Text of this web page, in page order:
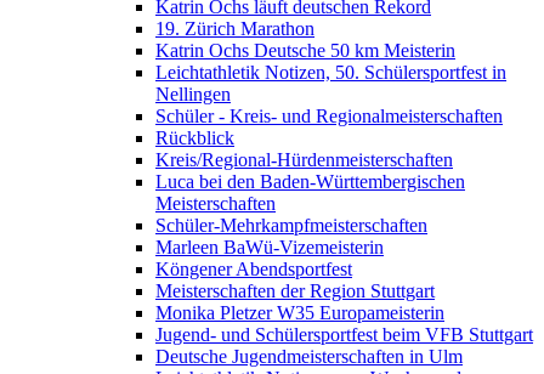
Katrin Ochs läuft deutschen Rekord
19. Zürich Marathon
Katrin Ochs Deutsche 50 km Meisterin
Leichtathletik Notizen, 50. Schülersportfest in
Nellingen
Schüler - Kreis- und Regionalmeisterschaften
Rückblick
Kreis/Regional-Hürdenmeisterschaften
Luca bei den Baden-Württembergischen
Meisterschaften
Schüler-Mehrkampfmeisterschaften
Marleen BaWü-Vizemeisterin
Köngener Abendsportfest
Meisterschaften der Region Stuttgart
Monika Pletzer W35 Europameisterin
Jugend- und Schülersportfest beim VFB Stuttgart
Deutsche Jugendmeisterschaften in Ulm